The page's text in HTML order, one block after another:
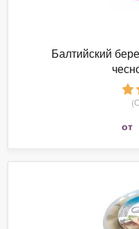
Балтийский
от